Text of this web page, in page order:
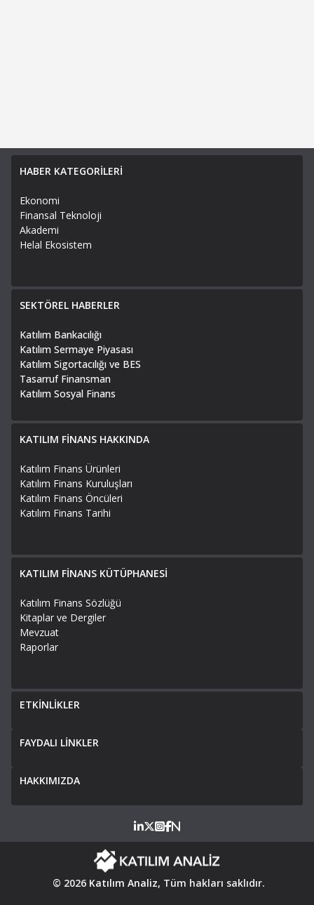
HABER KATEGORİLERİ
Ekonomi
Finansal Teknoloji
Akademi
Helal Ekosistem
SEKTÖREL HABERLER
Katılım Bankacılığı
Katılım Sermaye Piyasası
Katılım Sigortacılığı ve BES
Tasarruf Finansman
Katılım Sosyal Finans
KATILIM FİNANS HAKKINDA
Katılım Finans Ürünleri
Katılım Finans Kuruluşları
Katılım Finans Öncüleri
Katılım Finans Tarihi
KATILIM FİNANS KÜTÜPHANESİ
Katılım Finans Sözlüğü
Kitaplar ve Dergiler
Mevzuat
Raporlar
ETKİNLİKLER
FAYDALI LİNKLER
HAKKIMIZDA
© 2026 Katılım Analiz, Tüm hakları saklıdır.